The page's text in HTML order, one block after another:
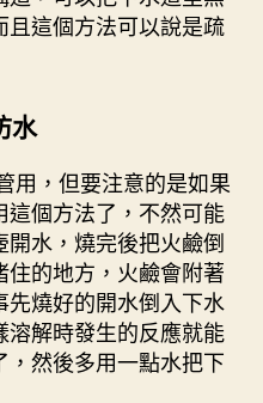
這個方法可以說是疏
水
用，但要注意的是如果
個方法了，不然可能
水，燒完後把火鹼倒
住的地方，火鹼會附著
燒好的開水倒入下水
解時發生的反應就能
然後多用一點水把下